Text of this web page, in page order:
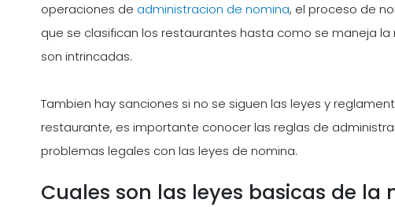
operaciones de administracion de nomina, el proceso de
que se clasifican los restaurantes hasta como se maneja
son intrincadas.
Tambien hay sanciones si no se siguen las leyes y
restaurante, es importante conocer las reglas de
problemas legales con las leyes de nomina.
Cuales son las leyes basicas de